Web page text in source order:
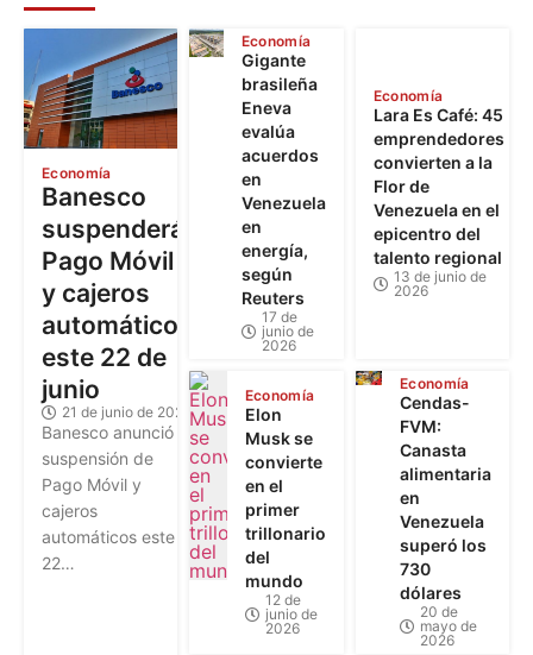
Economía
Banesco
suspenderá
Pago Móvil
y cajeros
automáticos
este 22 de
junio
21 de junio de 2026
Banesco anunció la
suspensión de
Pago Móvil y
cajeros
automáticos este
22…
Economía
Gigante
brasileña
Eneva
evalúa
acuerdos
en
Venezuela
en
energía,
según
Reuters
17 de
junio de
2026
Economía
Lara Es Café: 45
emprendedores
convierten a la
Flor de
Venezuela en el
epicentro del
talento regional
13 de junio de
2026
Economía
Elon
Musk se
convierte
en el
primer
trillonario
del
mundo
12 de
junio de
2026
Economía
Cendas-
FVM:
Canasta
alimentaria
en
Venezuela
superó los
730
dólares
20 de
mayo de
2026